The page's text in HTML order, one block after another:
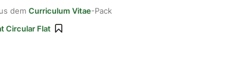
dem Curriculum Vitae-Pack
Circular Flat